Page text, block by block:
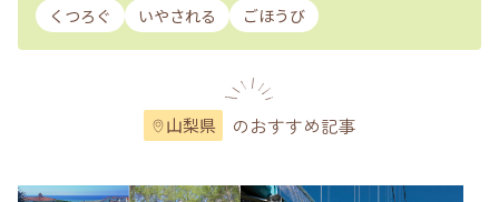
くつろぐ
いやされる ごほうび
山梨県 のおすすめ記事